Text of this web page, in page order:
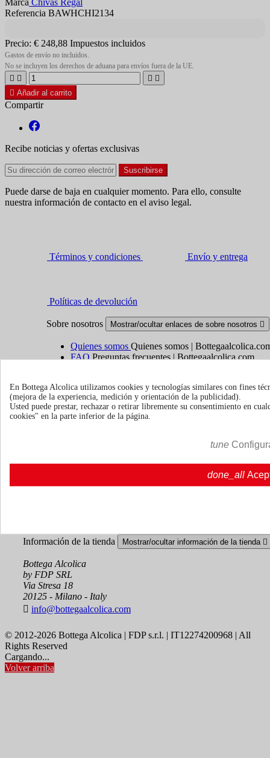
Marca Chivas Regal
Referencia BAWHCHI2134
Precio: € 248,88 Impuestos incluidos
Gastos de envío no incluidos.
No se incluyen los derechos de aduana para envíos fuera de la UE.
   
 Añadir al carrito
Compartir
Recibe noticias y ofertas exclusivas
Puede darse de baja en cualquier momento. Para ello, consulte
nuestra información de contacto en el aviso legal.
Términos y condiciones Envío y entrega
Políticas de devolución
Sobre nosotros Mostrar/ocultar enlaces de sobre nosotros 
Quienes somos Quienes somos |
FAQ Preguntas frecuentes | Bottegaalcolica.com
Información Mostrar/ocultar enlaces de información
Cookie policy
Su cuenta Mostrar/ocultar enlaces de tu cuenta
Seguimiento del pedido
Información de la tienda Mostrar/ocultar información de la tienda 
Bottega Alcolica
by FDP SRL
Via Stresa 18
20125 - Milano - Italy
 info@bottegaalcolica.com
© 2012-2026 Bottega Alcolica | FDP s.r.l. | IT12274200968 | All
Rights Reserved
Cargando...
Volver arriba
En Bottega Alcolica utilizamos cookies y tecnologías similares con fines
(mejora de la experiencia, medición y orientación de la publicidad).
Usted puede prestar, rechazar o retirar libremente su consentimiento en
cookies" en la parte inferior de la página.
tune
done_all